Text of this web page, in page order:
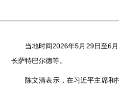
当地时间2026年5月29日至6
长萨特巴尔德等。
陈文清表示，在习近平主席和